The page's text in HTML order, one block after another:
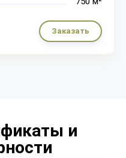
Заказать
и